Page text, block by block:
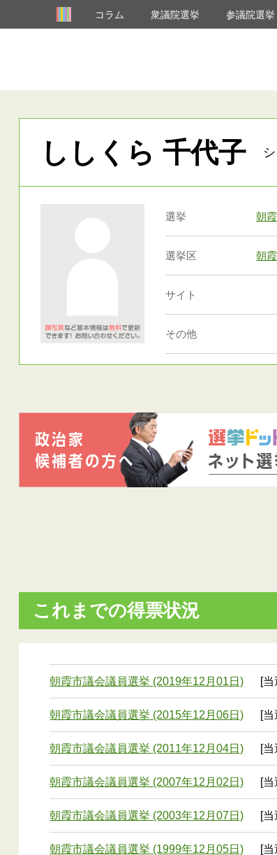
コラム 衆議院選挙 参議院選挙
ししくら 千代子
選挙 朝
選挙区 朝
サイト
その他
これまでの得票状況
朝霞市議会議員選挙 (2019年12月01日) [
朝霞市議会議員選挙 (2015年12月06日) [
朝霞市議会議員選挙 (2011年12月04日) [
朝霞市議会議員選挙 (2007年12月02日) [
朝霞市議会議員選挙 (2003年12月07日) [
朝霞市議会議員選挙 (1999年12月05日) [